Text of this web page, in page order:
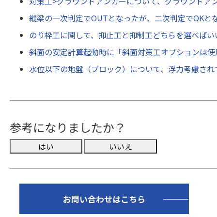
縦梁の一次判定でOUTとなったが、二次判定でOK
のり枠工に関して、抑止工と抑制工どちらを選べば
斜面の安定計算起動時に「斜面対策工オプションは
水位以下の地盤（ブロック）について、浮力考慮さ
参考になりましたか？
お問い合わせはこちら